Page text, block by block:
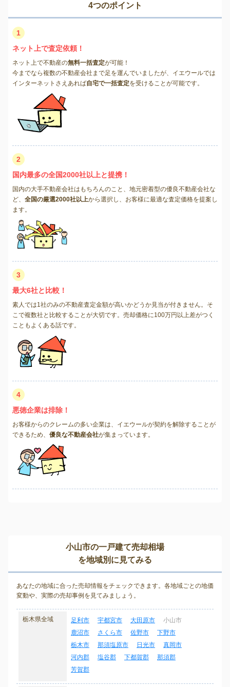
4つのポイント
1
ネット上で査定依頼！
ネット上で不動産の無料一括査定が可能！
今までなら複数の不動産会社まで足を運んでいましたが、イエウールでは
インターネットさえあれば自宅で一括査定を受けることが可能です。
2
国内最多の全国2000社以上と提携！
国内の大手不動産会社はもちろんのこと、地元密着型の優良不動産会社な
ど、 全国の厳選2000社以上から選択し、お客様に最適な査定価格を提案し
ます。
3
最大6社と比較！
素人では1社のみの不動産査定金額が高いかどうか見当が付きません。そ
こで複数社と比較することが大切です。売却価格に100万円以上差がつく
こともよくある話です。
4
悪徳企業は排除！
お客様からのクレームの多い企業は、イエウールが契約を解除することが
できるため、 優良な不動産会社が集まっています。
小山市の一戸建て売却相場
を地域別に見てみる
あなたの地域に合った売却情報をチェックできます。各地域ごとの地価
変動や、実際の売却事例を見てみましょう。
栃木県全域 足利市 宇都宮市 大田原市
小山市
鹿沼市
さくら市 佐野市
下野市
栃木市
那須塩原市 日光市
真岡市
河内郡
塩谷郡 下都賀郡
那須郡
芳賀郡